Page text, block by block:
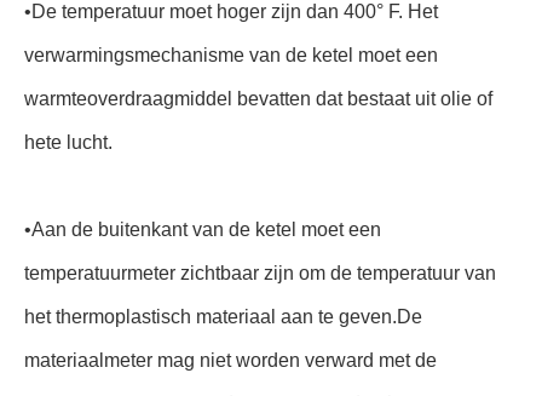
•De temperatuur moet hoger zijn dan 400° F. Het
verwarmingsmechanisme van de ketel moet een
warmteoverdraagmiddel bevatten dat bestaat uit olie of
hete lucht.
•Aan de buitenkant van de ketel moet een
temperatuurmeter zichtbaar zijn om de temperatuur van
het thermoplastisch materiaal aan te geven.De
materiaalmeter mag niet worden verward met de